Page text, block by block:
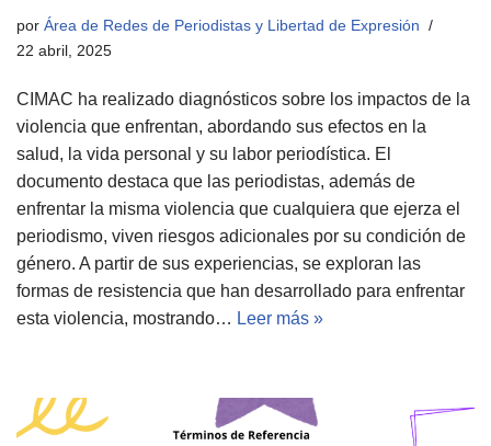
por Área de Redes de Periodistas y Libertad de Expresión
22 abril, 2025
CIMAC ha realizado diagnósticos sobre los impactos de la
violencia que enfrentan, abordando sus efectos en la
salud, la vida personal y su labor periodística. El
documento destaca que las periodistas, además de
enfrentar la misma violencia que cualquiera que ejerza el
periodismo, viven riesgos adicionales por su condición de
género. A partir de sus experiencias, se exploran las
formas de resistencia que han desarrollado para enfrentar
esta violencia, mostrando… Leer más »